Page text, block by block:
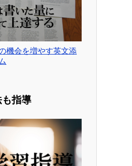
機会を増やす英文添
指導